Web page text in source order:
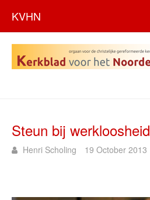
KVHN
Steun bij werkloosheid
Henri Scholing 19 October 2013